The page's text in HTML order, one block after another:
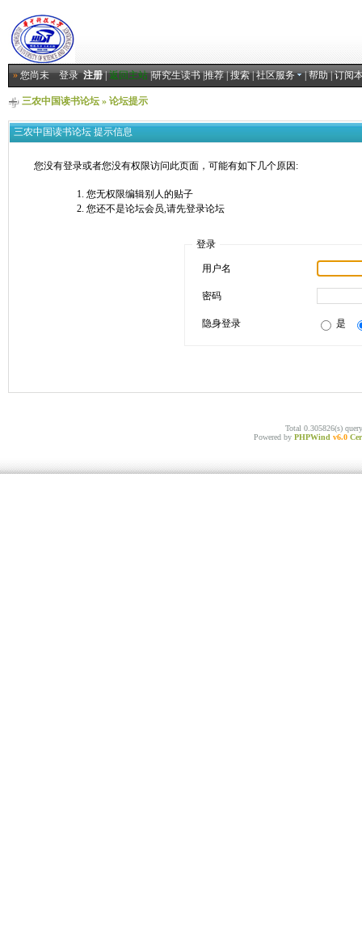
»您尚未登录 注册|返回主站|研究生读书|推荐|搜索|社区服务 |帮助|订阅
三农中国读书论坛» 论坛提示
三农中国读书论坛 提示信息
您没有登录或者您没有权限访问此页面，可能有如下几个原因:
您无权限编辑别人的贴子
您还不是论坛会员,请先登录论坛
登录
用户名
密码
隐身登录 是
Total 0.305826(s)
Powered by PHPWind v6.0